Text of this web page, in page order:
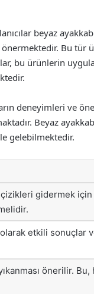
beyaz
önermektedir. Bu
bu ürünlerin
deneyimleri ve
Beyaz
gelebilmektedir.
gidermek için
etkili sonuçlar
önerilir.